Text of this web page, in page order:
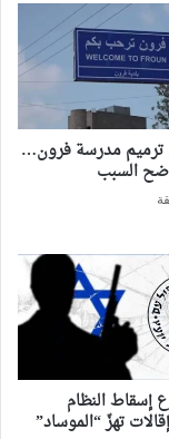
ترميم مدرسة فرون…
السبب
النظام
تهزّ “الموساد”